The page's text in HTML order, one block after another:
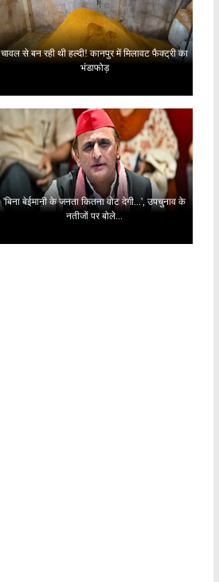
चावल से बन रही थी हल्दी! कानपुर में मिलावट फैक्ट्री का
भंडाफोड़
'बिना बेईमानी के जनता कितना वोट देगी...', उपचुनाव के
नतीजों पर बोले...